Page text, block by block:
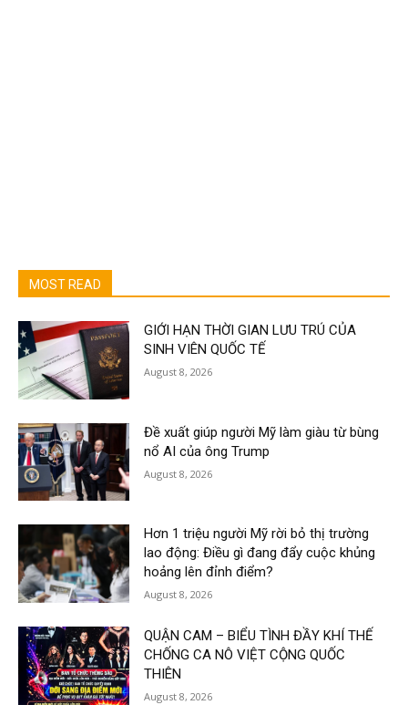
MOST READ
GIỚI HẠN THỜI GIAN LƯU TRÚ CỦA
SINH VIÊN QUỐC TẾ
August 8, 2026
Đề xuất giúp người Mỹ làm giàu từ bùng
nổ AI của ông Trump
August 8, 2026
Hơn 1 triệu người Mỹ rời bỏ thị trường
lao động: Điều gì đang đẩy cuộc khủng
hoảng lên đỉnh điểm?
August 8, 2026
QUẬN CAM – BIỂU TÌNH ĐẦY KHÍ THẾ
CHỐNG CA NÔ VIỆT CỘNG QUỐC
THIÊN
August 8, 2026